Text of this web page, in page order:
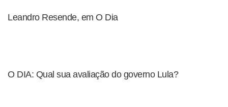
Leandro Resende, em O Dia
O DIA: Qual sua avaliação do governo Lula?